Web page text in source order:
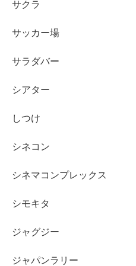
サクラ
サッカー場
サラダバー
シアター
しつけ
シネコン
シネマコンプレックス
シモキタ
ジャグジー
ジャパンラリー